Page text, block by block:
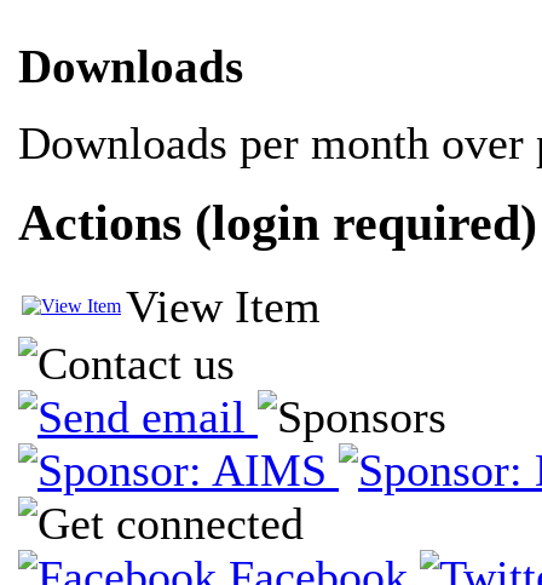
Downloads
Downloads per month over
Actions (login required)
View Item